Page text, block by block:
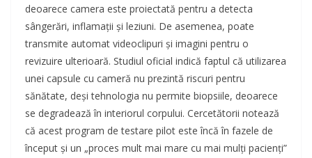
deoarece camera este proiectată pentru a detecta
sângerări, inflamații și leziuni. De asemenea, poate
transmite automat videoclipuri și imagini pentru o
revizuire ulterioară. Studiul oficial indică faptul că utilizarea
unei capsule cu cameră nu prezintă riscuri pentru
sănătate, deși tehnologia nu permite biopsiile, deoarece
se degradează în interiorul corpului. Cercetătorii notează
că acest program de testare pilot este încă în fazele de
început și un „proces mult mai mare cu mai mulți pacienți”